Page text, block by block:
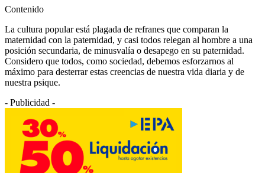
Contenido
La cultura popular está plagada de refranes que comparan la
maternidad con la paternidad, y casi todos relegan al hombre a una
posición secundaria, de minusvalía o desapego en su paternidad.
Considero que todos, como sociedad, debemos esforzarnos al
máximo para desterrar estas creencias de nuestra vida diaria y de
nuestra psique.
- Publicidad -